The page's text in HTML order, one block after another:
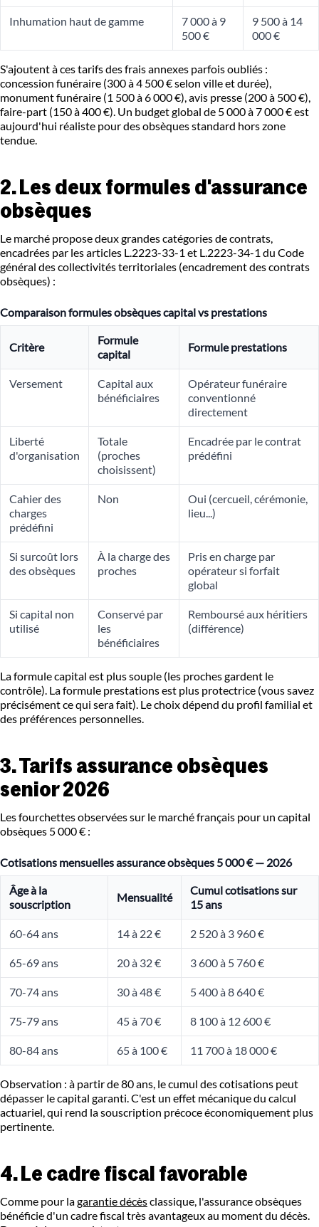
Inhumation haut de gamme
7 000 à 9
500 €
9 500 à 14
000 €
S'ajoutent à ces tarifs des frais annexes parfois oubliés :
concession funéraire (300 à 4 500 € selon ville et durée),
monument funéraire (1 500 à 6 000 €), avis presse (200 à 500 €),
faire-part (150 à 400 €). Un budget global de 5 000 à 7 000 € est
aujourd'hui réaliste pour des obsèques standard hors zone
tendue.
2. Les deux formules d'assurance
obsèques
Le marché propose deux grandes catégories de contrats,
encadrées par les articles L.2223-33-1 et L.2223-34-1 du Code
général des collectivités territoriales (encadrement des contrats
obsèques) :
Comparaison formules obsèques capital vs prestations
Critère
Formule
capital
Formule prestations
Versement
Capital aux
bénéficiaires
Opérateur funéraire
conventionné
directement
Liberté
d'organisation
Totale
(proches
choisissent)
Encadrée par le contrat
prédéfini
Cahier des
charges
prédéfini
Non
Oui (cercueil, cérémonie,
lieu...)
Si surcoût lors
des obsèques
À la charge des
proches
Pris en charge par
opérateur si forfait
global
Si capital non
utilisé
Conservé par
les
bénéficiaires
Remboursé aux héritiers
(différence)
La formule capital est plus souple (les proches gardent le
contrôle). La formule prestations est plus protectrice (vous savez
précisément ce qui sera fait). Le choix dépend du profil familial et
des préférences personnelles.
3. Tarifs assurance obsèques
senior 2026
Les fourchettes observées sur le marché français pour un capital
obsèques 5 000 € :
Cotisations mensuelles assurance obsèques 5 000 € — 2026
Âge à la
souscription
Mensualité
Cumul cotisations sur
15 ans
60-64 ans 14 à 22 € 2 520 à 3 960 €
65-69 ans 20 à 32 € 3 600 à 5 760 €
70-74 ans 30 à 48 € 5 400 à 8 640 €
75-79 ans 45 à 70 € 8 100 à 12 600 €
80-84 ans 65 à 100 € 11 700 à 18 000 €
Observation : à partir de 80 ans, le cumul des cotisations peut
dépasser le capital garanti. C'est un effet mécanique du calcul
actuariel, qui rend la souscription précoce économiquement plus
pertinente.
4. Le cadre fiscal favorable
Comme pour lagarantie décèsclassique, l'assurance obsèques
bénéficie d'un cadre fiscal très avantageux au moment du décès.